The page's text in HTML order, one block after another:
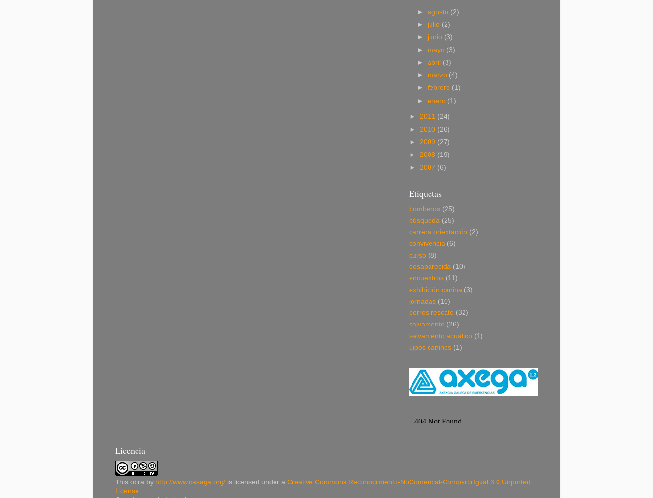
►agosto (2)
► julio (2)
► junio (3)
► mayo (3)
►abril (3)
► marzo (4)
►febrero (1)
►enero (1)
► 2011 (24)
► 2010 (26)
► 2009 (27)
► 2008 (19)
► 2007 (6)
Etiquetas
bomberos (25)
búsqueda (25)
carrera orientación (2)
convivencia (6)
curso (8)
desaparecida (10)
encuentros (11)
exhibición canina (3)
jornadas (10)
perros rescate (32)
salvamento (26)
salvamento acuático (1)
uipos caninos (1)
Licencia
This obra by http://www.casaga.org/ is licensed under a Creative Commons Reconocimiento-NoComercial-CompartirIgual 3.0 Unported
License.